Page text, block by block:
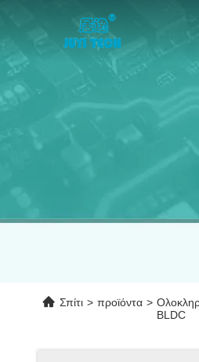
Σπίτι > προϊόντα >
BLDC